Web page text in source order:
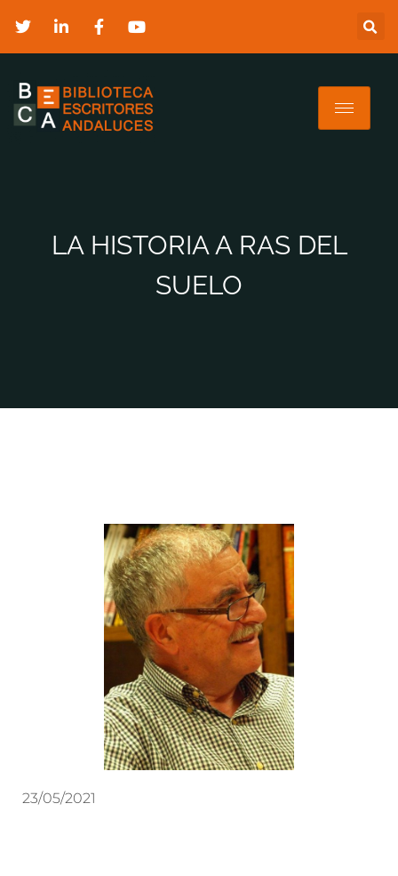
LA HISTORIA A RAS DEL
SUELO
23/05/2021